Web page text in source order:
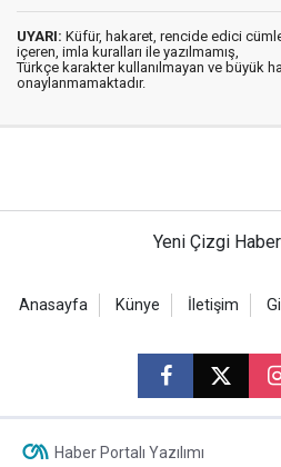
UYARI: Küfür, hakaret, rencide edici
içeren, imla kuralları ile yazılmamış,
Türkçe karakter kullanılmayan ve büyük
onaylanmamaktadır.
Yeni Çizgi
Anasayfa Künye İletişim
Haber Portalı Yazılımı